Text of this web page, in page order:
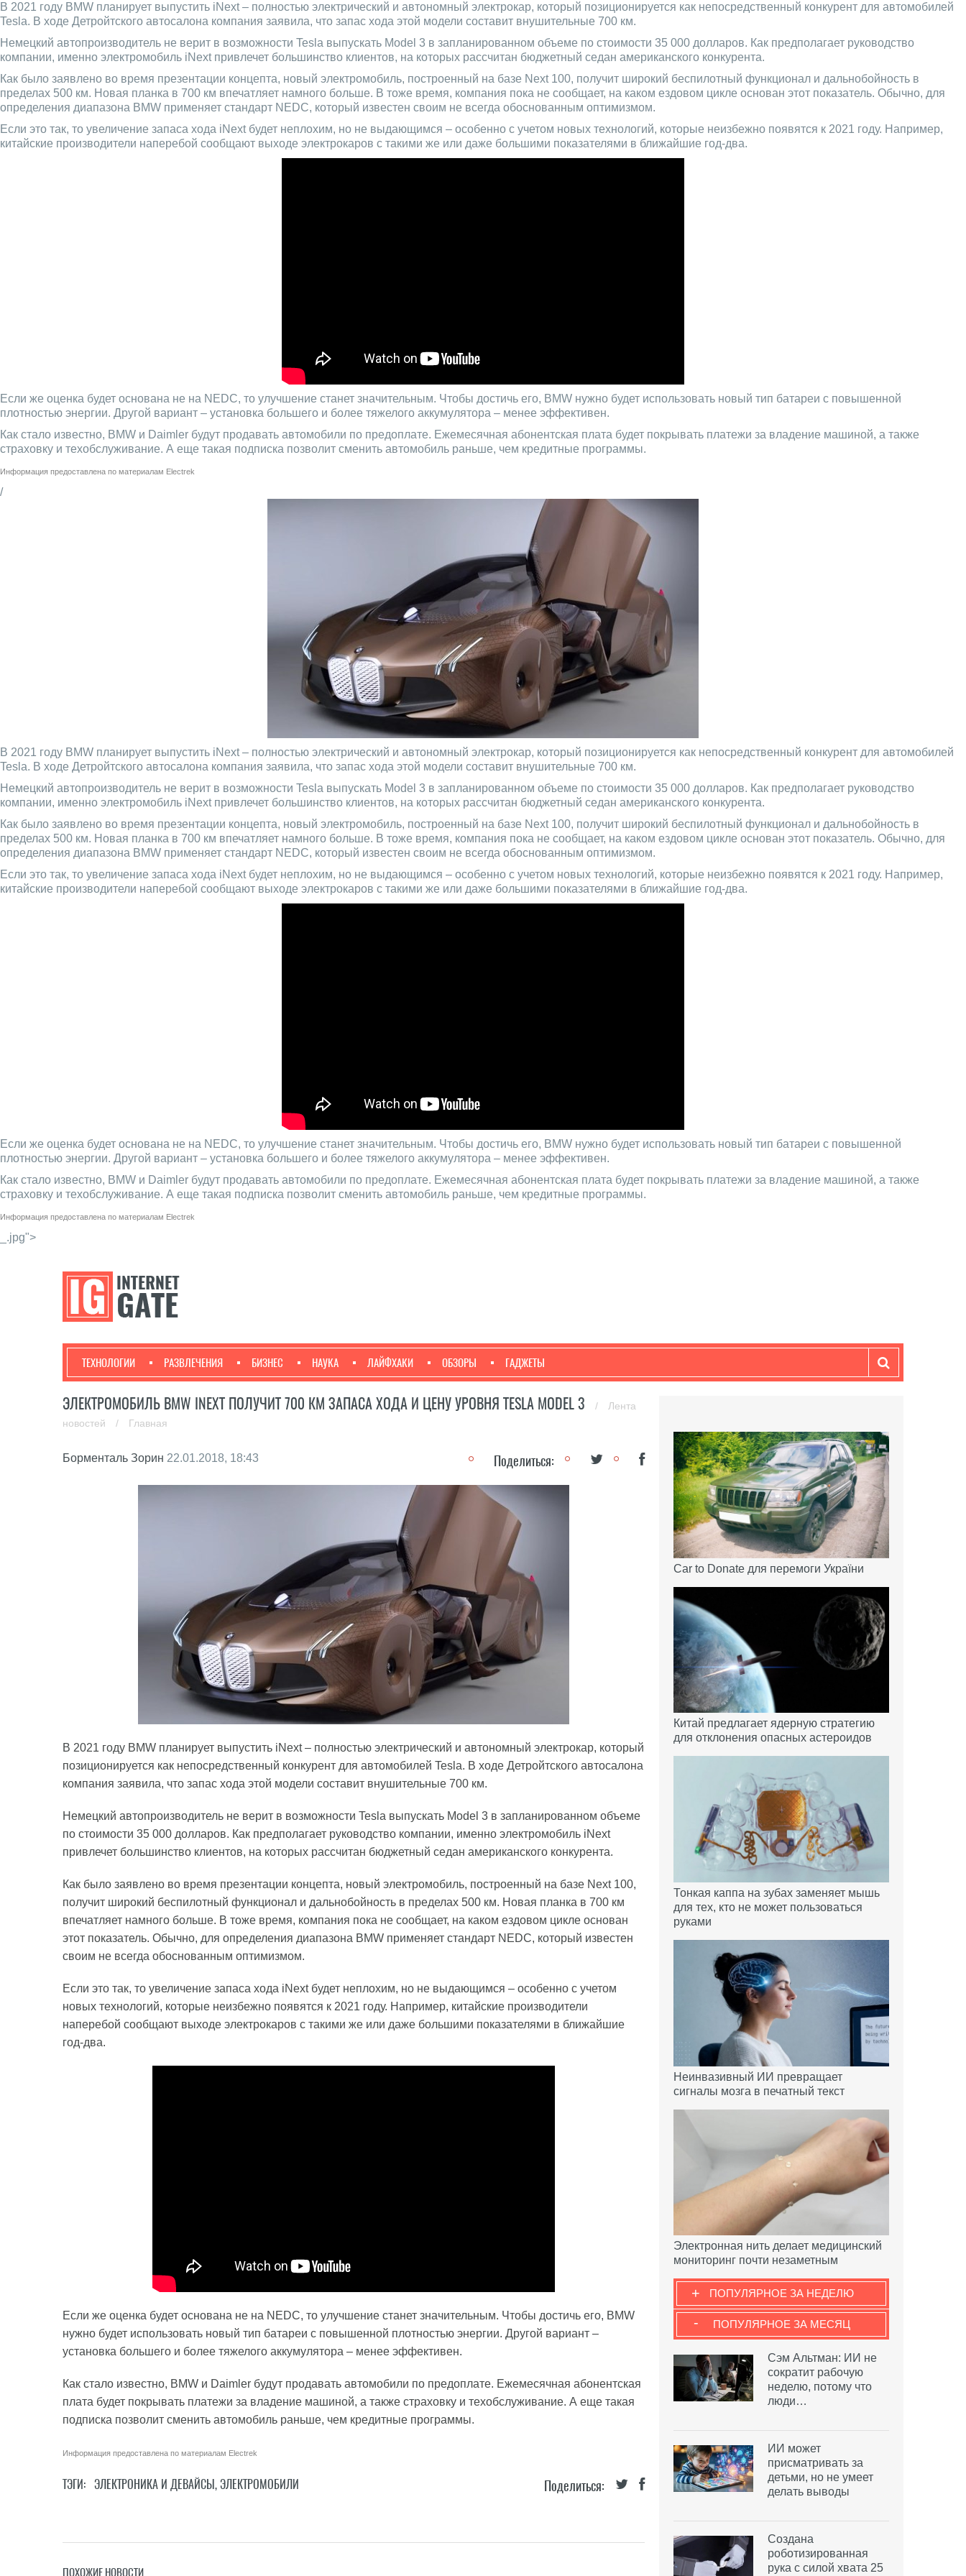
В 2021 году BMW планирует выпустить iNext – полностью электрический и автономный электрокар, который позиционируется как непосредственный конкурент для автомобилей
Tesla. В ходе Детройтского автосалона компания заявила, что запас хода этой модели составит внушительные 700 км.
Немецкий автопроизводитель не верит в возможности Tesla выпускать Model 3 в запланированном объеме по стоимости 35 000 долларов. Как предполагает руководство
компании, именно электромобиль iNext привлечет большинство клиентов, на которых рассчитан бюджетный седан американского конкурента.
Как было заявлено во время презентации концепта, новый электромобиль, построенный на базе Next 100, получит широкий беспилотный функционал и дальнобойность в
пределах 500 км. Новая планка в 700 км впечатляет намного больше. В тоже время, компания пока не сообщает, на каком ездовом цикле основан этот показатель. Обычно, для
определения диапазона BMW применяет стандарт NEDC, который известен своим не всегда обоснованным оптимизмом.
Если это так, то увеличение запаса хода iNext будет неплохим, но не выдающимся – особенно с учетом новых технологий, которые неизбежно появятся к 2021 году. Например,
китайские производители наперебой сообщают выходе электрокаров с такими же или даже большими показателями в ближайшие год-два.
Если же оценка будет основана не на NEDC, то улучшение станет значительным. Чтобы достичь его, BMW нужно будет использовать новый тип батареи с повышенной
плотностью энергии. Другой вариант – установка большего и более тяжелого аккумулятора – менее эффективен.
Как стало известно, BMW и Daimler будут продавать автомобили по предоплате. Ежемесячная абонентская плата будет покрывать платежи за владение машиной, а также
страховку и техобслуживание. А еще такая подписка позволит сменить автомобиль раньше, чем кредитные программы.
Информация предоставлена по материалам Electrek
/
В 2021 году BMW планирует выпустить iNext – полностью электрический и автономный электрокар, который позиционируется как непосредственный конкурент для автомобилей
Tesla. В ходе Детройтского автосалона компания заявила, что запас хода этой модели составит внушительные 700 км.
Немецкий автопроизводитель не верит в возможности Tesla выпускать Model 3 в запланированном объеме по стоимости 35 000 долларов. Как предполагает руководство
компании, именно электромобиль iNext привлечет большинство клиентов, на которых рассчитан бюджетный седан американского конкурента.
Как было заявлено во время презентации концепта, новый электромобиль, построенный на базе Next 100, получит широкий беспилотный функционал и дальнобойность в
пределах 500 км. Новая планка в 700 км впечатляет намного больше. В тоже время, компания пока не сообщает, на каком ездовом цикле основан этот показатель. Обычно, для
определения диапазона BMW применяет стандарт NEDC, который известен своим не всегда обоснованным оптимизмом.
Если это так, то увеличение запаса хода iNext будет неплохим, но не выдающимся – особенно с учетом новых технологий, которые неизбежно появятся к 2021 году. Например,
китайские производители наперебой сообщают выходе электрокаров с такими же или даже большими показателями в ближайшие год-два.
Если же оценка будет основана не на NEDC, то улучшение станет значительным. Чтобы достичь его, BMW нужно будет использовать новый тип батареи с повышенной
плотностью энергии. Другой вариант – установка большего и более тяжелого аккумулятора – менее эффективен.
Как стало известно, BMW и Daimler будут продавать автомобили по предоплате. Ежемесячная абонентская плата будет покрывать платежи за владение машиной, а также
страховку и техобслуживание. А еще такая подписка позволит сменить автомобиль раньше, чем кредитные программы.
Информация предоставлена по материалам Electrek
_.jpg">
ТЕХНОЛОГИИ РАЗВЛЕЧЕНИЯ БИЗНЕС НАУКА ЛАЙФХАКИ ОБЗОРЫ ГАДЖЕТЫ
ЭЛЕКТРОМОБИЛЬ BMW INEXT ПОЛУЧИТ 700 КМ ЗАПАСА ХОДА И ЦЕНУ УРОВНЯ TESLA MODEL 3 /
Лента
новостей
/ Главная
Борменталь Зорин 22.01.2018, 18:43 Поделиться:
В 2021 году BMW планирует выпустить iNext – полностью электрический и автономный электрокар, который
позиционируется как непосредственный конкурент для автомобилей Tesla. В ходе Детройтского автосалона
компания заявила, что запас хода этой модели составит внушительные 700 км.
Немецкий автопроизводитель не верит в возможности Tesla выпускать Model 3 в запланированном объеме
по стоимости 35 000 долларов. Как предполагает руководство компании, именно электромобиль iNext
привлечет большинство клиентов, на которых рассчитан бюджетный седан американского конкурента.
Как было заявлено во время презентации концепта, новый электромобиль, построенный на базе Next 100,
получит широкий беспилотный функционал и дальнобойность в пределах 500 км. Новая планка в 700 км
впечатляет намного больше. В тоже время, компания пока не сообщает, на каком ездовом цикле основан
этот показатель. Обычно, для определения диапазона BMW применяет стандарт NEDC, который известен
своим не всегда обоснованным оптимизмом.
Если это так, то увеличение запаса хода iNext будет неплохим, но не выдающимся – особенно с учетом
новых технологий, которые неизбежно появятся к 2021 году. Например, китайские производители
наперебой сообщают выходе электрокаров с такими же или даже большими показателями в ближайшие
год-два.
Если же оценка будет основана не на NEDC, то улучшение станет значительным. Чтобы достичь его, BMW
нужно будет использовать новый тип батареи с повышенной плотностью энергии. Другой вариант –
установка большего и более тяжелого аккумулятора – менее эффективен.
Как стало известно, BMW и Daimler будут продавать автомобили по предоплате. Ежемесячная абонентская
плата будет покрывать платежи за владение машиной, а также страховку и техобслуживание. А еще такая
подписка позволит сменить автомобиль раньше, чем кредитные программы.
Информация предоставлена по материалам Electrek
Поделиться:
ТЭГИ: ЭЛЕКТРОНИКА И ДЕВАЙСЫ,ЭЛЕКТРОМОБИЛИ
ПОХОЖИЕ НОВОСТИ
Car to Donate для перемоги України
Китай предлагает ядерную стратегию
для отклонения опасных астероидов
Тонкая каппа на зубах заменяет мышь
для тех, кто не может пользоваться
руками
Неинвазивный ИИ превращает
сигналы мозга в печатный текст
Электронная нить делает медицинский
мониторинг почти незаметным
ПОПУЛЯРНОЕ ЗА НЕДЕЛЮ
+
ПОПУЛЯРНОЕ ЗА МЕСЯЦ
-
Сэм Альтман: ИИ не
сократит рабочую
неделю, потому что
люди…
ИИ может
присматривать за
детьми, но не умеет
делать выводы
Создана
роботизированная
рука с силой хвата 25